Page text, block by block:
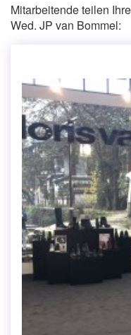
Mitarbeitende teilen
Wed. JP van Bommel: